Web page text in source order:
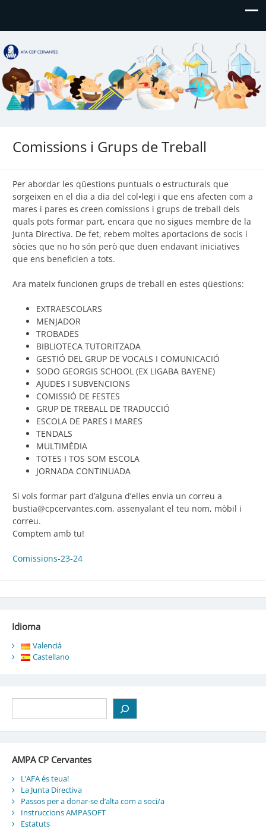
AFA CEIP Cervantes València
AFA CEIP Cervantes València
Comissions i Grups de Treball
Per abordar les qüestions puntuals o estructurals que
sorgeixen en el dia a dia del col•legi i que ens afecten com a
mares i pares es creen comissions i grups de treball dels
quals pots formar part, encara que no sigues membre de la
Junta Directiva. De fet, rebem moltes aportacions de socis i
sòcies que no ho són però que duen endavant iniciatives
que ens beneficien a tots.
Ara mateix funcionen grups de treball en estes qüestions:
EXTRAESCOLARS
MENJADOR
TROBADES
BIBLIOTECA TUTORITZADA
GESTIÓ DEL GRUP DE VOCALS I COMUNICACIÓ
SODO GEORGIS SCHOOL (EX LIGABA BAYENE)
AJUDES I SUBVENCIONS
COMISSIÓ DE FESTES
GRUP DE TREBALL DE TRADUCCIÓ
ESCOLA DE PARES I MARES
TENDALS
MULTIMÈDIA
TOTES I TOS SOM ESCOLA
JORNADA CONTINUADA
Si vols formar part d’alguna d’elles envia un correu a
bustia@cpcervantes.com, assenyalant el teu nom, mòbil i
correu.
Comptem amb tu!
Comissions-23-24
Idioma
Valencià
Castellano
AMPA CP Cervantes
L’AFA és teua!
La Junta Directiva
Passos per a donar-se d’alta com a soci/a
Instruccions AMPASOFT
Estatuts